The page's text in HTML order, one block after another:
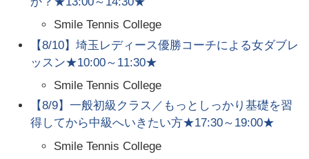
Smile Tennis College
【8/10】埼玉レディース優勝コーチによる女ダブレ
ッスン★10:00～11:30★
Smile Tennis College
【8/9】一般初級クラス／もっとしっかり基礎を習
得してから中級へいきたい方★17:30～19:00★
Smile Tennis College